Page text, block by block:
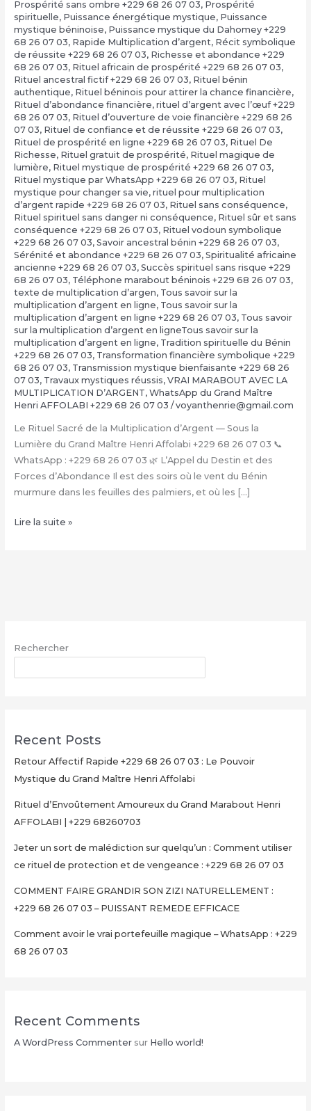
Prospérité sans ombre +229 68 26 07 03, Prospérité
spirituelle, Puissance énergétique mystique, Puissance
mystique béninoise, Puissance mystique du Dahomey +229
68 26 07 03, Rapide Multiplication d’argent, Récit symbolique
de réussite +229 68 26 07 03, Richesse et abondance +229
68 26 07 03, Rituel africain de prospérité +229 68 26 07 03,
Rituel ancestral fictif +229 68 26 07 03, Rituel bénin
authentique, Rituel béninois pour attirer la chance financière,
Rituel d’abondance financière, rituel d’argent avec l’œuf +229
68 26 07 03, Rituel d’ouverture de voie financière +229 68 26
07 03, Rituel de confiance et de réussite +229 68 26 07 03,
Rituel de prospérité en ligne +229 68 26 07 03, Rituel De
Richesse, Rituel gratuit de prospérité, Rituel magique de
lumière, Rituel mystique de prospérité +229 68 26 07 03,
Rituel mystique par WhatsApp +229 68 26 07 03, Rituel
mystique pour changer sa vie, rituel pour multiplication
d’argent rapide +229 68 26 07 03, Rituel sans conséquence,
Rituel spirituel sans danger ni conséquence, Rituel sûr et sans
conséquence +229 68 26 07 03, Rituel vodoun symbolique
+229 68 26 07 03, Savoir ancestral bénin +229 68 26 07 03,
Sérénité et abondance +229 68 26 07 03, Spiritualité africaine
ancienne +229 68 26 07 03, Succès spirituel sans risque +229
68 26 07 03, Téléphone marabout béninois +229 68 26 07 03,
texte de multiplication d’argen, Tous savoir sur la
multiplication d’argent en ligne, Tous savoir sur la
multiplication d’argent en ligne +229 68 26 07 03, Tous savoir
sur la multiplication d’argent en ligneTous savoir sur la
multiplication d’argent en ligne, Tradition spirituelle du Bénin
+229 68 26 07 03, Transformation financière symbolique +229
68 26 07 03, Transmission mystique bienfaisante +229 68 26
07 03, Travaux mystiques réussis, VRAI MARABOUT AVEC LA
MULTIPLICATION D’ARGENT, WhatsApp du Grand Maître
Henri AFFOLABI +229 68 26 07 03 /voyanthenrie@gmail.com
Le Rituel Sacré de la Multiplication d’Argent — Sous la
Lumière du Grand Maître Henri Affolabi +229 68 26 07 03 📞
WhatsApp : +229 68 26 07 03 🌿 L’Appel du Destin et des
Forces d’Abondance Il est des soirs où le vent du Bénin
murmure dans les feuilles des palmiers, et où les […]
La
Henri
–
et
Ultra-
Rapide
Multiplier
Votre
Minutes
+229
26
07
Lire la suite »
Rechercher
Recent Posts
Retour Affectif Rapide +229 68 26 07 03 : Le Pouvoir
Mystique du Grand Maître Henri Affolabi
Rituel d’Envoûtement Amoureux du Grand Marabout Henri
AFFOLABI | +229 68260703
Jeter un sort de malédiction sur quelqu’un : Comment utiliser
ce rituel de protection et de vengeance : +229 68 26 07 03
COMMENT FAIRE GRANDIR SON ZIZI NATURELLEMENT :
+229 68 26 07 03 – PUISSANT REMEDE EFFICACE
Comment avoir le vrai portefeuille magique – WhatsApp : +229
68 26 07 03
Recent Comments
A WordPress Commentersur Hello world!